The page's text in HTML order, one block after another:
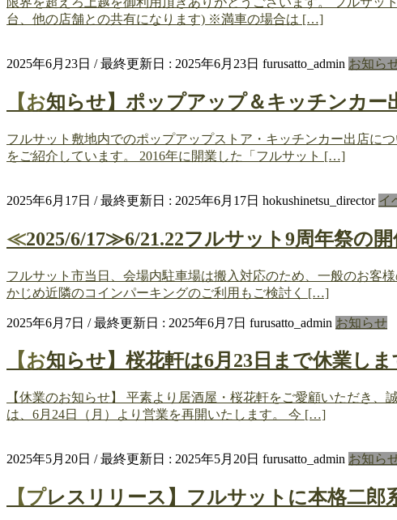
台、他の店舗との共有になります) ※満車の場合は […]
2025年6月23日 / 最終更新日 : 2025年6月23日 furusatto_admin お知ら
【お知らせ】ポップアップ＆キッチンカ
フルサット敷地内でのポップアップストア・キッチンカー出店に
をご紹介しています。 2016年に開業した「フルサット […]
2025年6月17日 / 最終更新日 : 2025年6月17日 hokushinetsu_director イ
≪2025/6/17≫6/21.22フルサット9周年祭の
フルサット市当日、会場内駐車場は搬入対応のため、一般のお客
かじめ近隣のコインパーキングのご利用もご検討く […]
2025年6月7日 / 最終更新日 : 2025年6月7日 furusatto_admin お知らせ
【お知らせ】桜花軒は6月23日まで休業し
【休業のお知らせ】 平素より居酒屋・桜花軒をご愛顧いただき
は、6月24日（月）より営業を再開いたします。 今 […]
2025年5月20日 / 最終更新日 : 2025年5月20日 furusatto_admin お知ら
【プレスリリース】フルサットに本格二